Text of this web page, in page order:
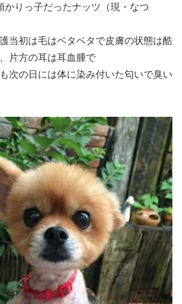
かりっ子だったナッツ（現・なつ
当初は毛はベタベタで皮膚の状態は酷
片方の耳は耳血腫で
次の日には体に染み付いた匂いで臭い